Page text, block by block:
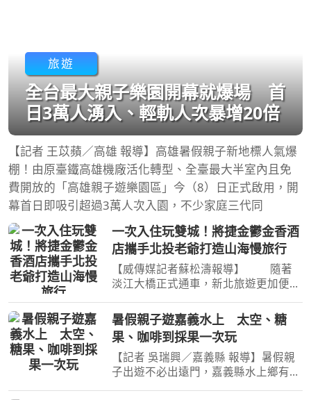
旅遊
全台最大親子樂園開幕就爆場 首
日3萬人湧入、輕軌人次暴增20倍
【記者 王苡蘋／高雄 報導】高雄暑假親子新地標人氣爆
棚！由原臺鐵高雄機廠活化轉型、全臺最大半室內且免
費開放的「高雄親子遊樂園區」今（8）日正式啟用，開
幕首日即吸引超過3萬人次入園，不少家庭三代同
一次入住玩雙城！將捷金鬱金香酒
店攜手北投老爺打造山海慢旅行
【威傳媒記者蘇松濤報導】 隨著
淡江大橋正式通車，新北旅遊更加便
泉與河岸風光的雙重魅力。坐落於淡水
河岸第一排的將捷金鬱金香酒店，攜手
北投老爺酒店推出跨區旅
暑假親子遊嘉義水上 太空、糖
果、咖啡到採果一次玩
【記者 吳瑞興／嘉義縣 報導】暑假親
子出遊不必出遠門，嘉義縣水上鄉有豐